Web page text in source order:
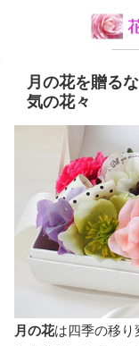
月の花を贈る
気の花々
月の花は四季の移り